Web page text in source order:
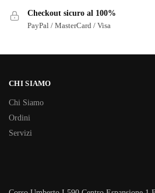
Checkout sicuro al 100%
PayPal / MasterCard / Visa
CHI SIAMO
Chi Siamo
Ordini
Servizi